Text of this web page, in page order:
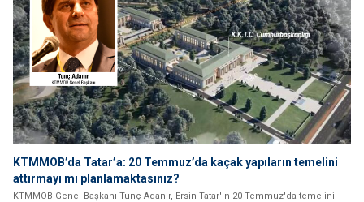
KTMMOB’da Tatar’a: 20 Temmuz’da kaçak yapıların temelini
attırmayı mı planlamaktasınız?
KTMMOB Genel Başkanı Tunç Adanır, Ersin Tatar'ın 20 Temmuz'da temelini